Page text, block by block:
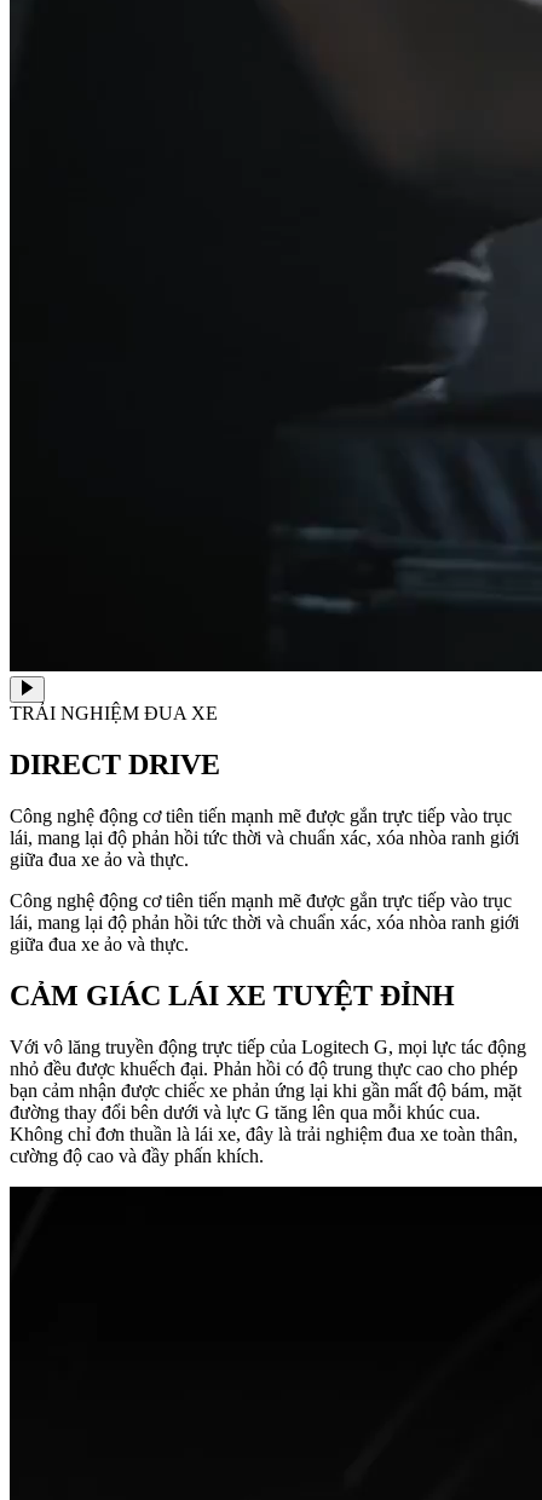
TRẢI NGHIỆM ĐUA XE
DIRECT DRIVE
Công nghệ động cơ tiên tiến mạnh mẽ được gắn trực tiếp vào trục
lái, mang lại độ phản hồi tức thời và chuẩn xác, xóa nhòa ranh giới
giữa đua xe ảo và thực.
Công nghệ động cơ tiên tiến mạnh mẽ được gắn trực tiếp vào trục
lái, mang lại độ phản hồi tức thời và chuẩn xác, xóa nhòa ranh giới
giữa đua xe ảo và thực.
CẢM GIÁC LÁI XE TUYỆT ĐỈNH
Với vô lăng truyền động trực tiếp của Logitech G, mọi lực tác động
nhỏ đều được khuếch đại. Phản hồi có độ trung thực cao cho phép
bạn cảm nhận được chiếc xe phản ứng lại khi gần mất độ bám, mặt
đường thay đổi bên dưới và lực G tăng lên qua mỗi khúc cua.
Không chỉ đơn thuần là lái xe, đây là trải nghiệm đua xe toàn thân,
cường độ cao và đầy phấn khích.